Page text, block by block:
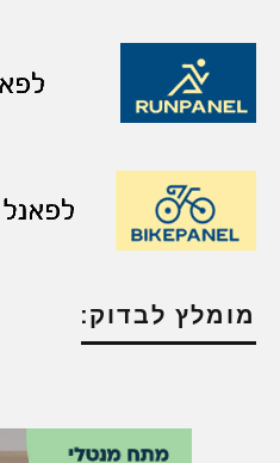
מומלץ לבדוק: